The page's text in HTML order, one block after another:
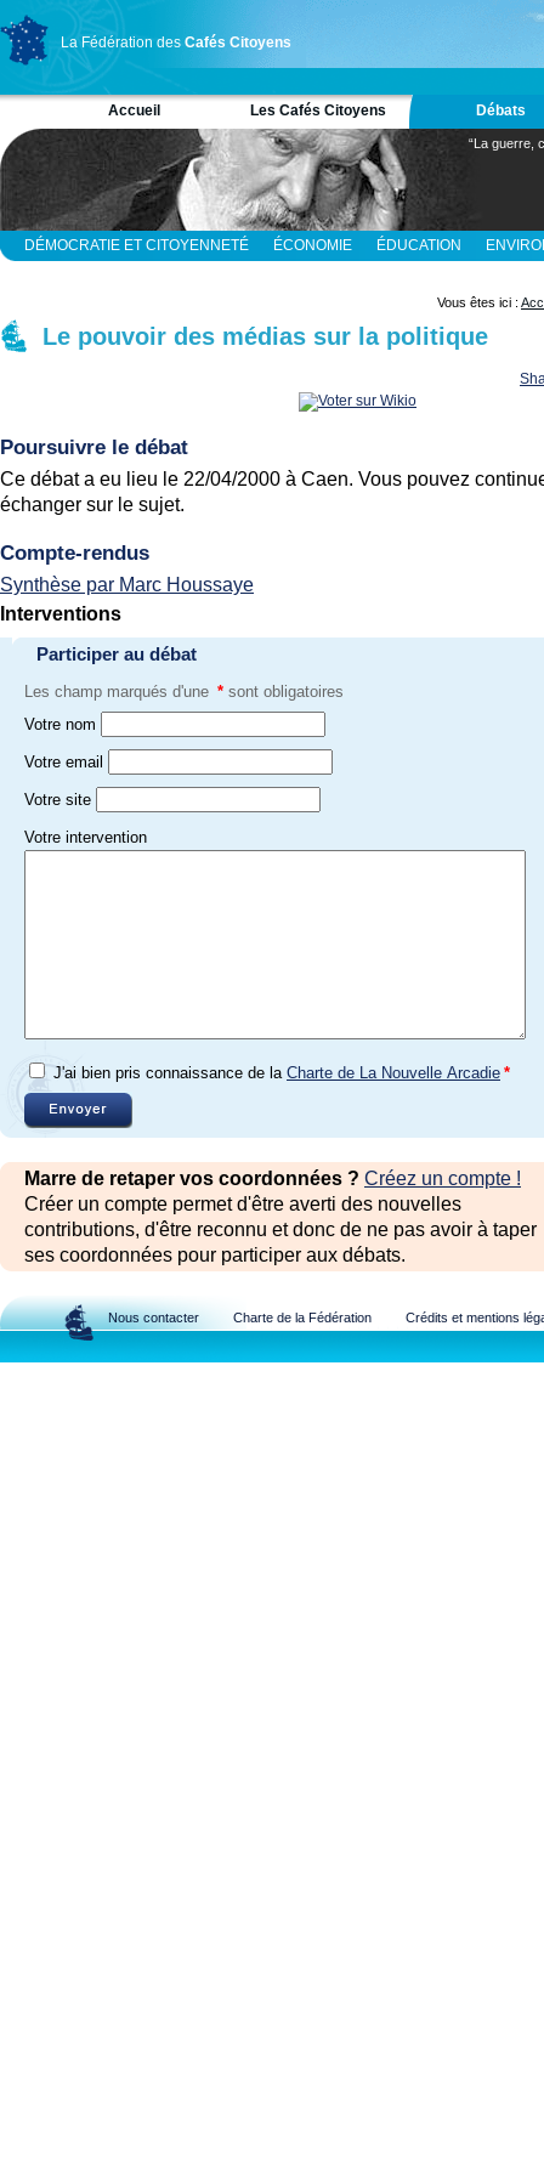
La Fédération des Cafés Citoyens
Accueil Les Cafés Citoyens Débats
“La guerre,
DÉMOCRATIE ET CITOYENNETÉ ÉCONOMIE ÉDUCATION
Vous êtes ici :
Le pouvoir des médias sur la politique
Poursuivre le débat
Ce débat a eu lieu le 22/04/2000 à Caen. Vous pouvez
échanger sur le sujet.
Compte-rendus
Synthèse par Marc Houssaye
Interventions
Participer au débat
Les champ marqués d'une * sont obligatoires
Votre nom
Votre email
Votre site
Votre intervention
J'ai bien pris connaissance de la Charte de La Nouvelle Arcadie *
Marre de retaper vos coordonnées ? Créez un compte !
Créer un compte permet d'être averti des nouvelles
contributions, d'être reconnu et donc de ne pas avoir à taper
ses coordonnées pour participer aux débats.
Nous contacter Charte de la Fédération Crédits et mentions